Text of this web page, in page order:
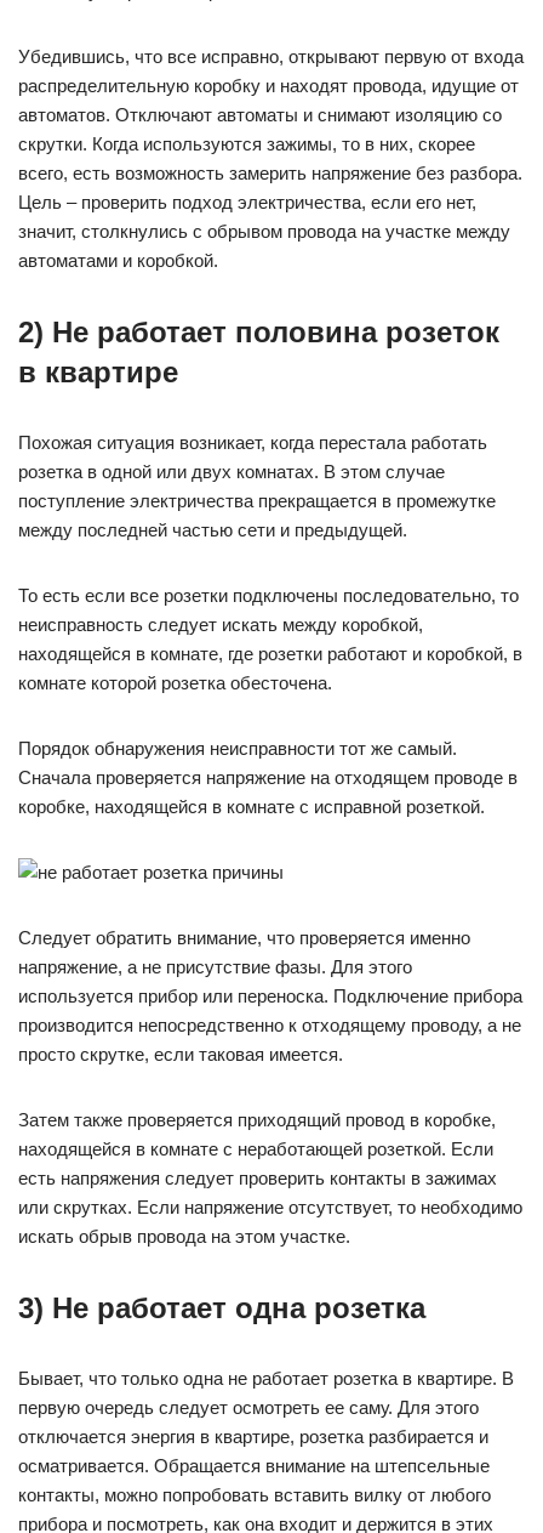
Убедившись, что все исправно, открывают первую от входа
распределительную коробку и находят провода, идущие от
автоматов. Отключают автоматы и снимают изоляцию со
скрутки. Когда используются зажимы, то в них, скорее
всего, есть возможность замерить напряжение без разбора.
Цель – проверить подход электричества, если его нет,
значит, столкнулись с обрывом провода на участке между
автоматами и коробкой.
2) Не работает половина розеток
в квартире
Похожая ситуация возникает, когда перестала работать
розетка в одной или двух комнатах. В этом случае
поступление электричества прекращается в промежутке
между последней частью сети и предыдущей.
То есть если все розетки подключены последовательно, то
неисправность следует искать между коробкой,
находящейся в комнате, где розетки работают и коробкой, в
комнате которой розетка обесточена.
Порядок обнаружения неисправности тот же самый.
Сначала проверяется напряжение на отходящем проводе в
коробке, находящейся в комнате с исправной розеткой.
Следует обратить внимание, что проверяется именно
напряжение, а не присутствие фазы. Для этого
используется прибор или переноска. Подключение прибора
производится непосредственно к отходящему проводу, а не
просто скрутке, если таковая имеется.
Затем также проверяется приходящий провод в коробке,
находящейся в комнате с неработающей розеткой. Если
есть напряжения следует проверить контакты в зажимах
или скрутках. Если напряжение отсутствует, то необходимо
искать обрыв провода на этом участке.
3) Не работает одна розетка
Бывает, что только одна не работает розетка в квартире. В
первую очередь следует осмотреть ее саму. Для этого
отключается энергия в квартире, розетка разбирается и
осматривается. Обращается внимание на штепсельные
контакты, можно попробовать вставить вилку от любого
прибора и посмотреть, как она входит и держится в этих